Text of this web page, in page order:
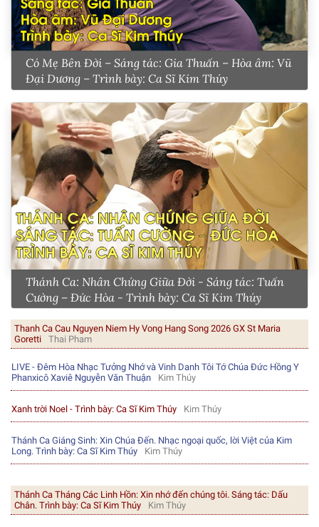
Có Mẹ Bên Đời – Sáng tác: Gia Thuấn – Hòa âm: Vũ
Đại Dương – Trình bày: Ca Sĩ Kim Thúy
Thánh Ca: Nhân Chứng Giữa Đời - Sáng tác: Tuấn
Cường – Đức Hòa - Trình bày: Ca Sĩ Kim Thúy
Thanh Ca Cau Nguyen Niem Hy Vong Hang Song 2026 GX St Maria
Goretti
Thai Pham
LIVE - Đêm Hòa Nhạc Tưởng Nhớ và Vinh Danh Tôi Tớ Chúa Đức Hồng Y
Phanxicô Xaviê Nguyễn Văn Thuận
Kim Thúy
Xanh trời Noel - Trình bày: Ca Sĩ Kim Thúy Kim Thúy
Thánh Ca Giáng Sinh: Xin Chúa Đến. Nhạc ngoại quốc, lời Việt của Kim
Long. Trình bày: Ca Sĩ Kim Thúy
Kim Thúy
Thánh Ca Tháng Các Linh Hồn: Xin nhớ đến chúng tôi. Sáng tác: Dấu
Chân. Trình bày: Ca Sĩ Kim Thúy
Kim Thúy